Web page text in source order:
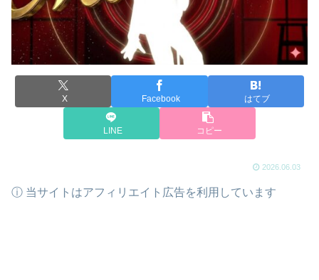
X Facebook はてブ
LINE コピー
2026.06.03
ⓘ 当サイトはアフィリエイト広告を利用しています